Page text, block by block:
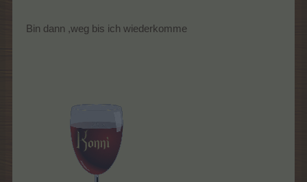
Bin dann ,weg bis ich wiederkomme